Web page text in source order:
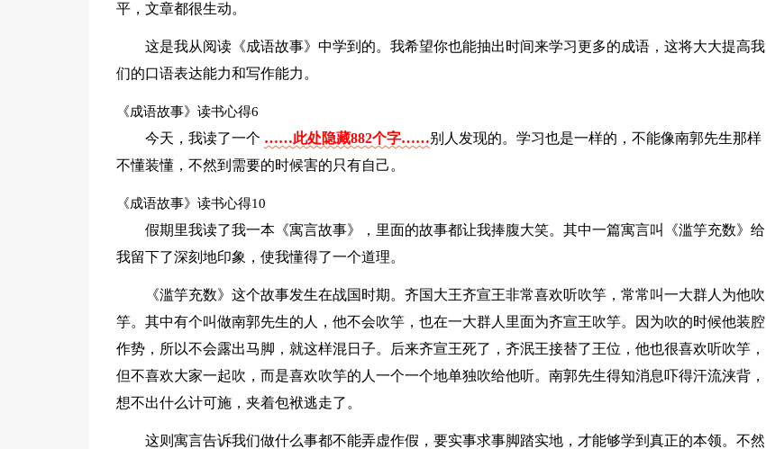
平，文章都很生动。
这是我从阅读《成语故事》中学到的。我希望你也能抽出时间来学习更多的成语，这将大大提高我
们的口语表达能力和写作能力。
《成语故事》读书心得6
今天，我读了一个 ……此处隐藏882个字……别人发现的。学习也是一样的，不能像南郭先生那样
不懂装懂，不然到需要的时候害的只有自己。
《成语故事》读书心得10
假期里我读了我一本《寓言故事》，里面的故事都让我捧腹大笑。其中一篇寓言叫《滥竽充数》给
我留下了深刻地印象，使我懂得了一个道理。
《滥竽充数》这个故事发生在战国时期。齐国大王齐宣王非常喜欢听吹竽，常常叫一大群人为他吹
竽。其中有个叫做南郭先生的人，他不会吹竽，也在一大群人里面为齐宣王吹竽。因为吹的时候他装腔
作势，所以不会露出马脚，就这样混日子。后来齐宣王死了，齐泯王接替了王位，他也很喜欢听吹竽，
但不喜欢大家一起吹，而是喜欢吹竽的人一个一个地单独吹给他听。南郭先生得知消息吓得汗流浃背，
想不出什么计可施，夹着包袱逃走了。
这则寓言告诉我们做什么事都不能弄虚作假，要实事求事脚踏实地，才能够学到真正的本领。不然